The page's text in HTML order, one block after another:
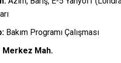
Bakım Programı Çalışması
Merkez Mah.